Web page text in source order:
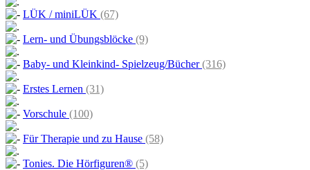
LÜK / miniLÜK (67)
Lern- und Übungsblöcke (9)
Baby- und Kleinkind- Spielzeug/Bücher(316)
Erstes Lernen (31)
Vorschule (100)
Für Therapie und zu Hause (58)
Tonies. Die Hörfiguren® (5)